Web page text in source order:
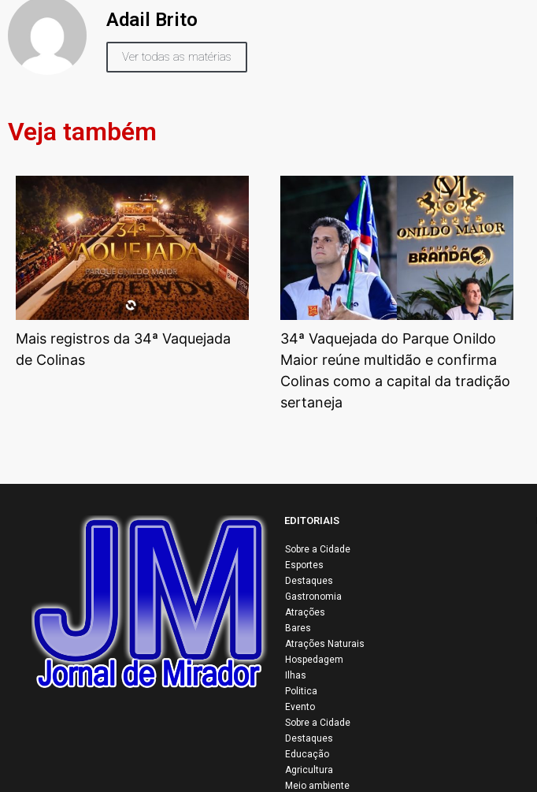
Adail Brito
Ver todas as matérias
Veja também
Mais registros da 34ª Vaquejada
de Colinas
34ª Vaquejada do Parque Onildo
Maior reúne multidão e confirma
Colinas como a capital da tradição
sertaneja
EDITORIAIS
Sobre a Cidade
Esportes
Destaques
Gastronomia
Atrações
Bares
Atrações Naturais
Hospedagem
Ilhas
Politica
Evento
Sobre a Cidade
Destaques
Educação
Agricultura
Meio ambiente
SANGUE E AJUDE
A SALVAR UMA